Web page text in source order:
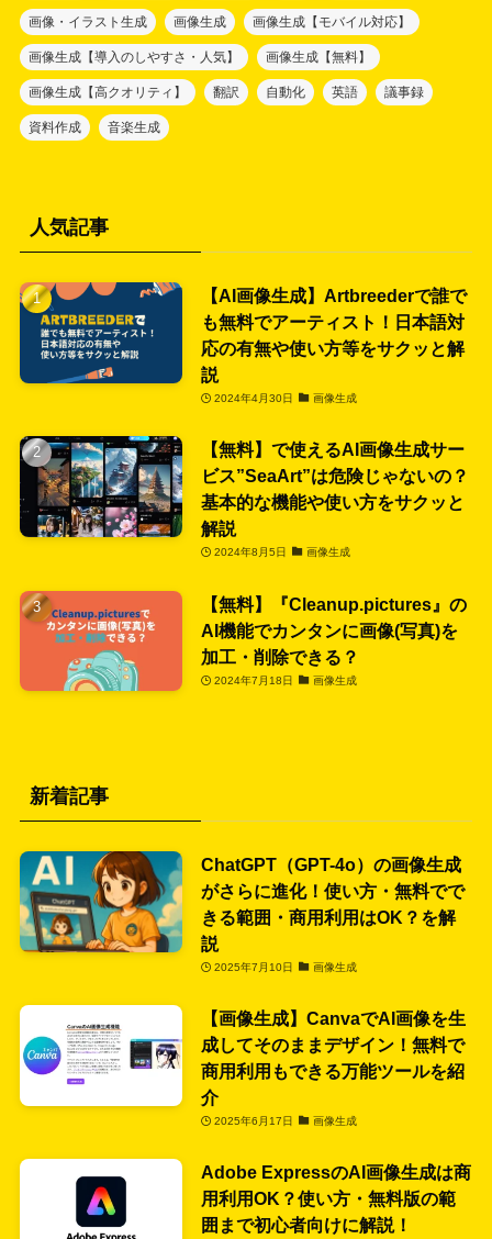
画像・イラスト生成 画像生成 画像生成【モバイル対応】
画像生成【導入のしやすさ・人気】 画像生成【無料】
画像生成【高クオリティ】 翻訳 自動化 英語 議事録
資料作成 音楽生成
人気記事
【AI画像生成】Artbreederで誰で
も無料でアーティスト！日本語対
応の有無や使い方等をサクッと解
説
2024年4月30日 画像生成
【無料】で使えるAI画像生成サー
ビス”SeaArt”は危険じゃないの？
基本的な機能や使い方をサクッと
解説
2024年8月5日 画像生成
【無料】『Cleanup.pictures』の
AI機能でカンタンに画像(写真)を
加工・削除できる？
2024年7月18日 画像生成
新着記事
ChatGPT（GPT-4o）の画像生成
がさらに進化！使い方・無料でで
きる範囲・商用利用はOK？を解
説
2025年7月10日 画像生成
【画像生成】CanvaでAI画像を生
成してそのままデザイン！無料で
商用利用もできる万能ツールを紹
介
2025年6月17日 画像生成
Adobe ExpressのAI画像生成は商
用利用OK？使い方・無料版の範
囲まで初心者向けに解説！